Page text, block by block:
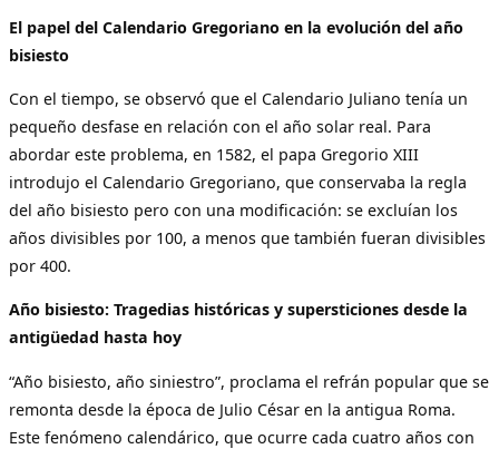
El papel del Calendario Gregoriano en la evolución del año
bisiesto
Con el tiempo, se observó que el Calendario Juliano tenía un
pequeño desfase en relación con el año solar real. Para
abordar este problema, en 1582, el papa Gregorio XIII
introdujo el Calendario Gregoriano, que conservaba la regla
del año bisiesto pero con una modificación: se excluían los
años divisibles por 100, a menos que también fueran divisibles
por 400.
Año bisiesto: Tragedias históricas y supersticiones desde la
antigüedad hasta hoy
“Año bisiesto, año siniestro”, proclama el refrán popular que se
remonta desde la época de Julio César en la antigua Roma.
Este fenómeno calendárico, que ocurre cada cuatro años con